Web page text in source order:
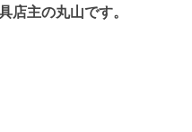
店主の丸山です。